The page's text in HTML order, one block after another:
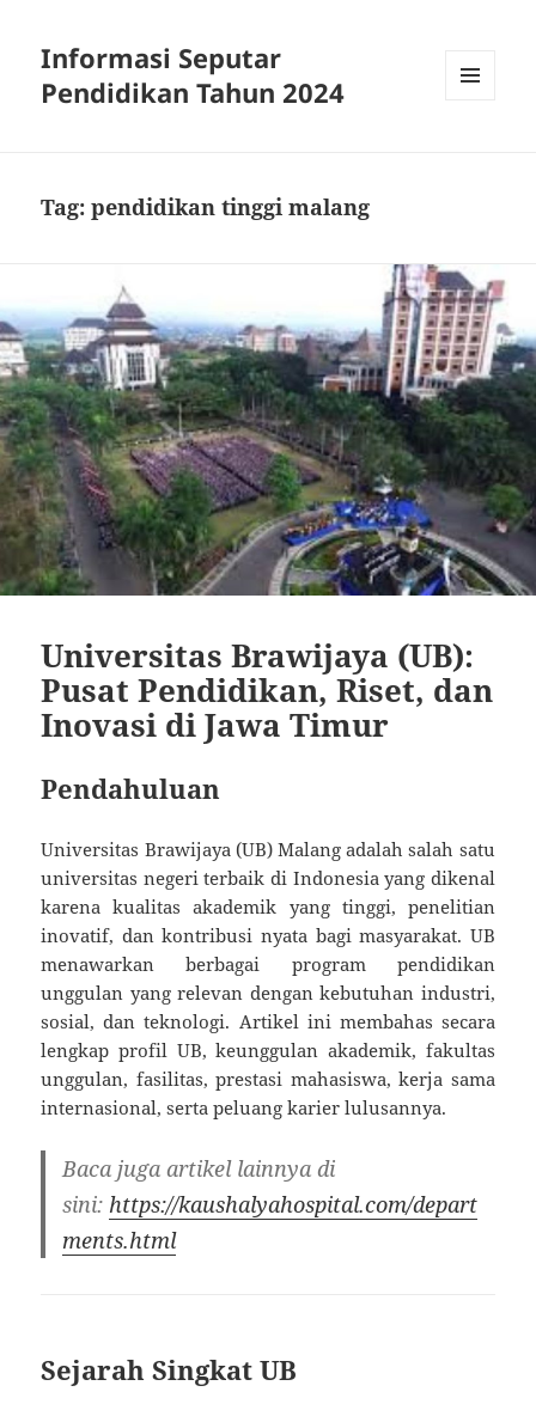
Informasi Seputar
Pendidikan Tahun 2024
Tag:pendidikan tinggi malang
Universitas Brawijaya (UB):
Pusat Pendidikan, Riset, dan
Inovasi di Jawa Timur
Pendahuluan
Universitas Brawijaya (UB) Malang adalah salah satu
universitas negeri terbaik di Indonesia yang dikenal
karena kualitas akademik yang tinggi, penelitian
inovatif, dan kontribusi nyata bagi masyarakat. UB
menawarkan berbagai program pendidikan
unggulan yang relevan dengan kebutuhan industri,
sosial, dan teknologi. Artikel ini membahas secara
lengkap profil UB, keunggulan akademik, fakultas
unggulan, fasilitas, prestasi mahasiswa, kerja sama
internasional, serta peluang karier lulusannya.
Baca juga artikel lainnya di
sini: https://kaushalyahospital.com/depart
ments.html
Sejarah Singkat UB